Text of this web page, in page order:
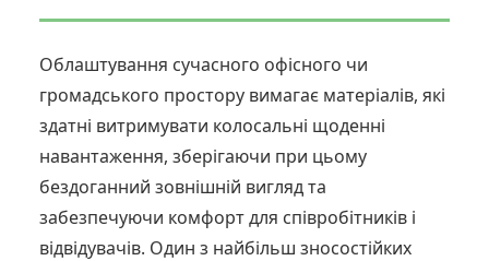
Облаштування сучасного офісного чи
громадського простору вимагає матеріалів, які
здатні витримувати колосальні щоденні
навантаження, зберігаючи при цьому
бездоганний зовнішній вигляд та
забезпечуючи комфорт для співробітників і
відвідувачів. Один з найбільш зносостійких